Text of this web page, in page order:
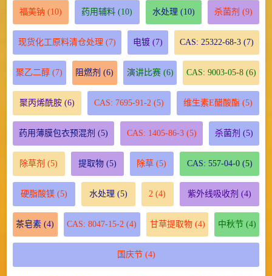
福美钠 (10) 药用辅料 (10) 水处理 (10) 杀菌剂 (9)
现货化工原料清仓处理 (7) 电镀 (7) CAS: 25322-68-3 (7)
聚乙二醇 (7) 阻燃剂 (6) 演讲比赛(6) CAS: 9003-05-8(6)
聚丙烯酰胺(6) CAS: 7695-91-2 (5) 维生素E醋酸酯 (5)
药用薄膜包衣预混剂 (5) CAS: 1405-86-3(5) 杀菌剂 (5)
除草剂 (5) 提取物(5) 除草 (5) CAS: 557-04-0(5)
硬脂酸镁(5) 水处理 (5) 2 (4) 紫外线吸收剂 (4)
茶皂素 (4) CAS: 8047-15-2 (4) 甘草提取物(4) 中秋节(4)
国庆节(4)